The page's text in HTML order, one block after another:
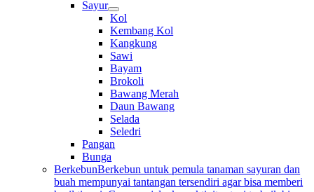
Sayur
Kol
Kembang Kol
Kangkung
Sawi
Bayam
Brokoli
Bawang Merah
Daun Bawang
Selada
Seledri
Pangan
Bunga
BerkebunBerkebun untuk pemula tanaman sayuran dan
buah mempunyai tantangan tersendiri agar bisa memberi